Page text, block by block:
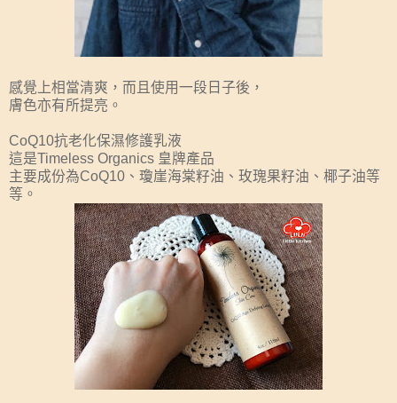
感覺上相當清爽，而且使用一段日子後，
膚色亦有所提亮。
CoQ10抗老化保濕修護乳液
這是Timeless Organics 皇牌產品
主要成份為CoQ10、瓊崖海棠籽油、玫瑰果籽油、椰子油等
等。